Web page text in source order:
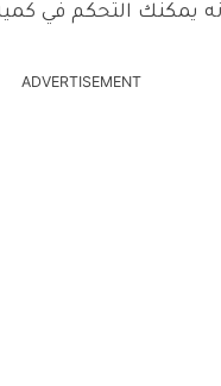
يمكنك التحكم في
ADVERTISEMENT